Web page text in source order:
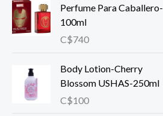
Perfume Para Caballero-
100ml
C$740
Body Lotion-Cherry
Blossom USHAS-250ml
C$100